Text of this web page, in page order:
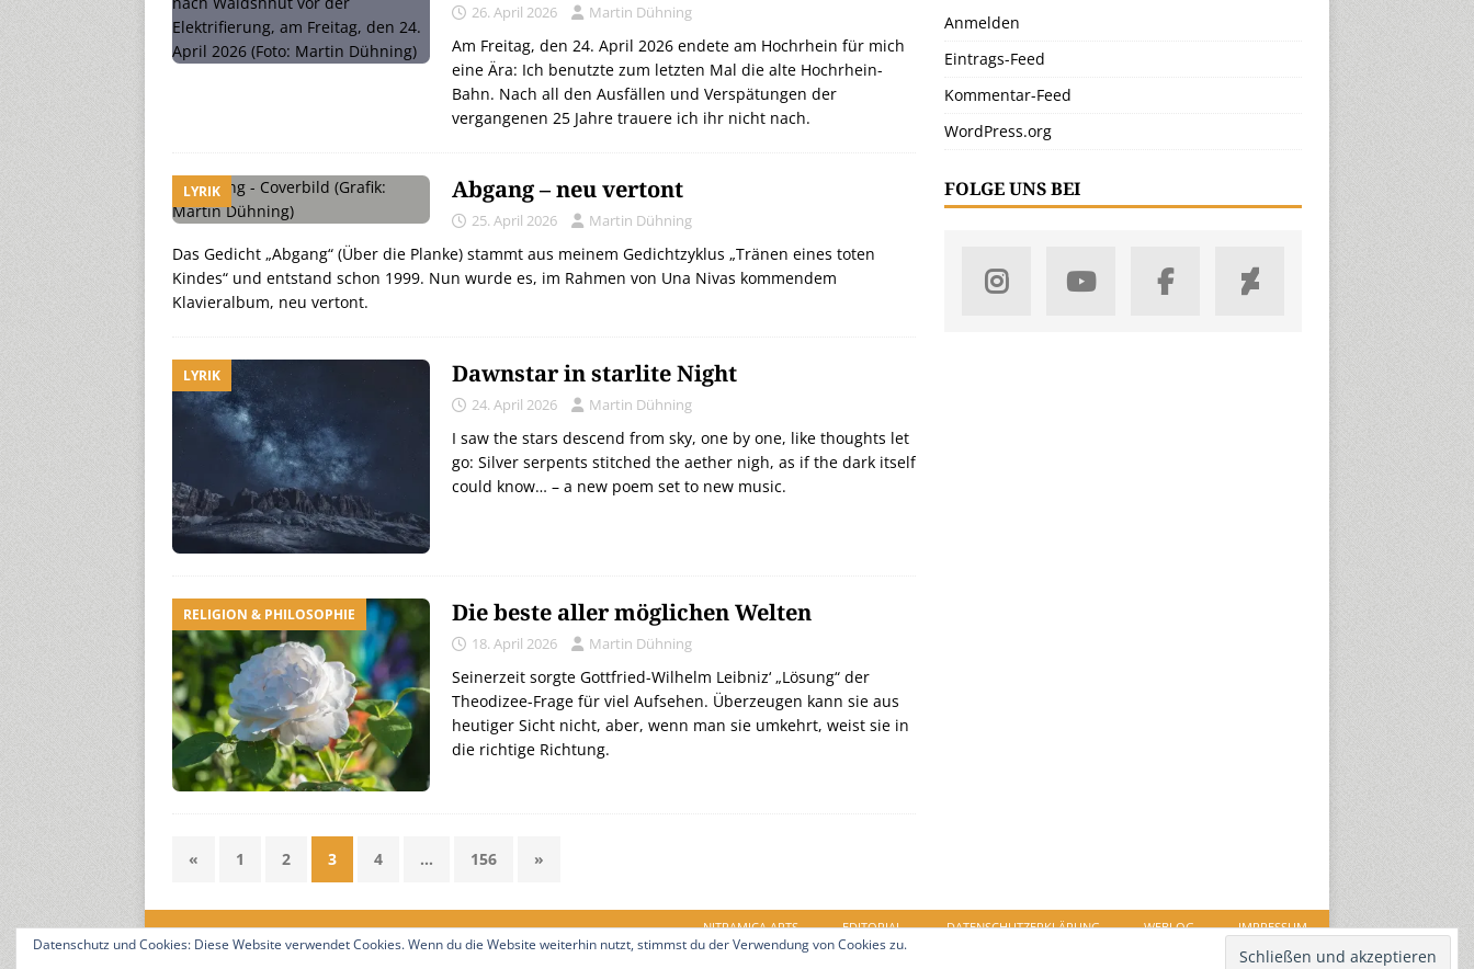
26. April 2026 Martin Dühning
Am Freitag, den 24. April 2026 endete am Hochrhein für mich
eine Ära: Ich benutzte zum letzten Mal die alte Hochrhein-
Bahn. Nach all den Ausfällen und Verspätungen der
vergangenen 25 Jahre trauere ich ihr nicht nach.
LYRIK Abgang – neu vertont
25. April 2026 Martin Dühning
Das Gedicht „Abgang“ (Über die Planke) stammt aus meinem Gedichtzyklus „Tränen eines toten
Kindes“ und entstand schon 1999. Nun wurde es, im Rahmen von Una Nivas kommendem
Klavieralbum, neu vertont.
LYRIK Dawnstar in starlite Night
24. April 2026 Martin Dühning
I saw the stars descend from sky, one by one, like thoughts let
go: Silver serpents stitched the aether nigh, as if the dark itself
could know… – a new poem set to new music.
RELIGION & PHILOSOPHIE Die beste aller möglichen Welten
18. April 2026 Martin Dühning
Seinerzeit sorgte Gottfried-Wilhelm Leibniz‘ „Lösung“ der
Theodizee-Frage für viel Aufsehen. Überzeugen kann sie aus
heutiger Sicht nicht, aber, wenn man sie umkehrt, weist sie in
die richtige Richtung.
« 1 2 3 4 … 156 »
Anmelden
Eintrags-Feed
Kommentar-Feed
WordPress.org
FOLGE UNS BEI
NITRAMICA ARTS EDITORIAL DATENSCHUTZERKLÄRUNG WEBLOG IMPRESSUM
Datenschutz und Cookies: Diese Website verwendet Cookies. Wenn du die Website weiterhin nutzt, stimmst du der Verwendung von Cookies zu.